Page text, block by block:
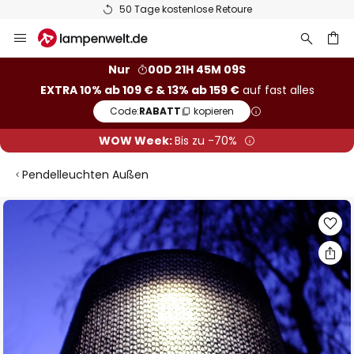
50 Tage kostenlose Retoure
Inhalt
Nur
00D 21H 45M 08S
EXTRA 10% ab 109 € & 13% ab 159 €auf fast alles
Code:RABATT kopieren
WOW Week:Bis zu -70%
Pendelleuchten Außen
Zum